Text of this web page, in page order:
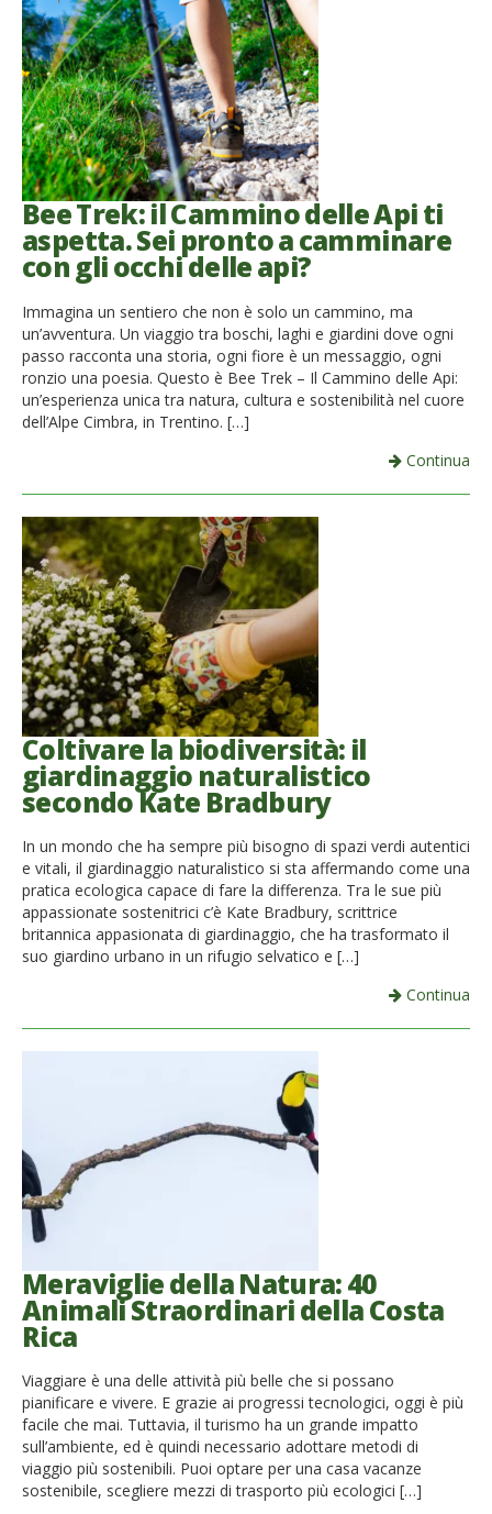
Bee Trek: il Cammino delle Api ti
aspetta. Sei pronto a camminare
con gli occhi delle api?
Immagina un sentiero che non è solo un cammino, ma
un’avventura. Un viaggio tra boschi, laghi e giardini dove ogni
passo racconta una storia, ogni fiore è un messaggio, ogni
ronzio una poesia. Questo è Bee Trek – Il Cammino delle Api:
un’esperienza unica tra natura, cultura e sostenibilità nel cuore
dell’Alpe Cimbra, in Trentino. […]
Continua
Coltivare la biodiversità: il
giardinaggio naturalistico
secondo Kate Bradbury
In un mondo che ha sempre più bisogno di spazi verdi autentici
e vitali, il giardinaggio naturalistico si sta affermando come una
pratica ecologica capace di fare la differenza. Tra le sue più
appassionate sostenitrici c’è Kate Bradbury, scrittrice
britannica appasionata di giardinaggio, che ha trasformato il
suo giardino urbano in un rifugio selvatico e […]
Continua
Meraviglie della Natura: 40
Animali Straordinari della Costa
Rica
Viaggiare è una delle attività più belle che si possano
pianificare e vivere. E grazie ai progressi tecnologici, oggi è più
facile che mai. Tuttavia, il turismo ha un grande impatto
sull’ambiente, ed è quindi necessario adottare metodi di
viaggio più sostenibili. Puoi optare per una casa vacanze
sostenibile, scegliere mezzi di trasporto più ecologici […]